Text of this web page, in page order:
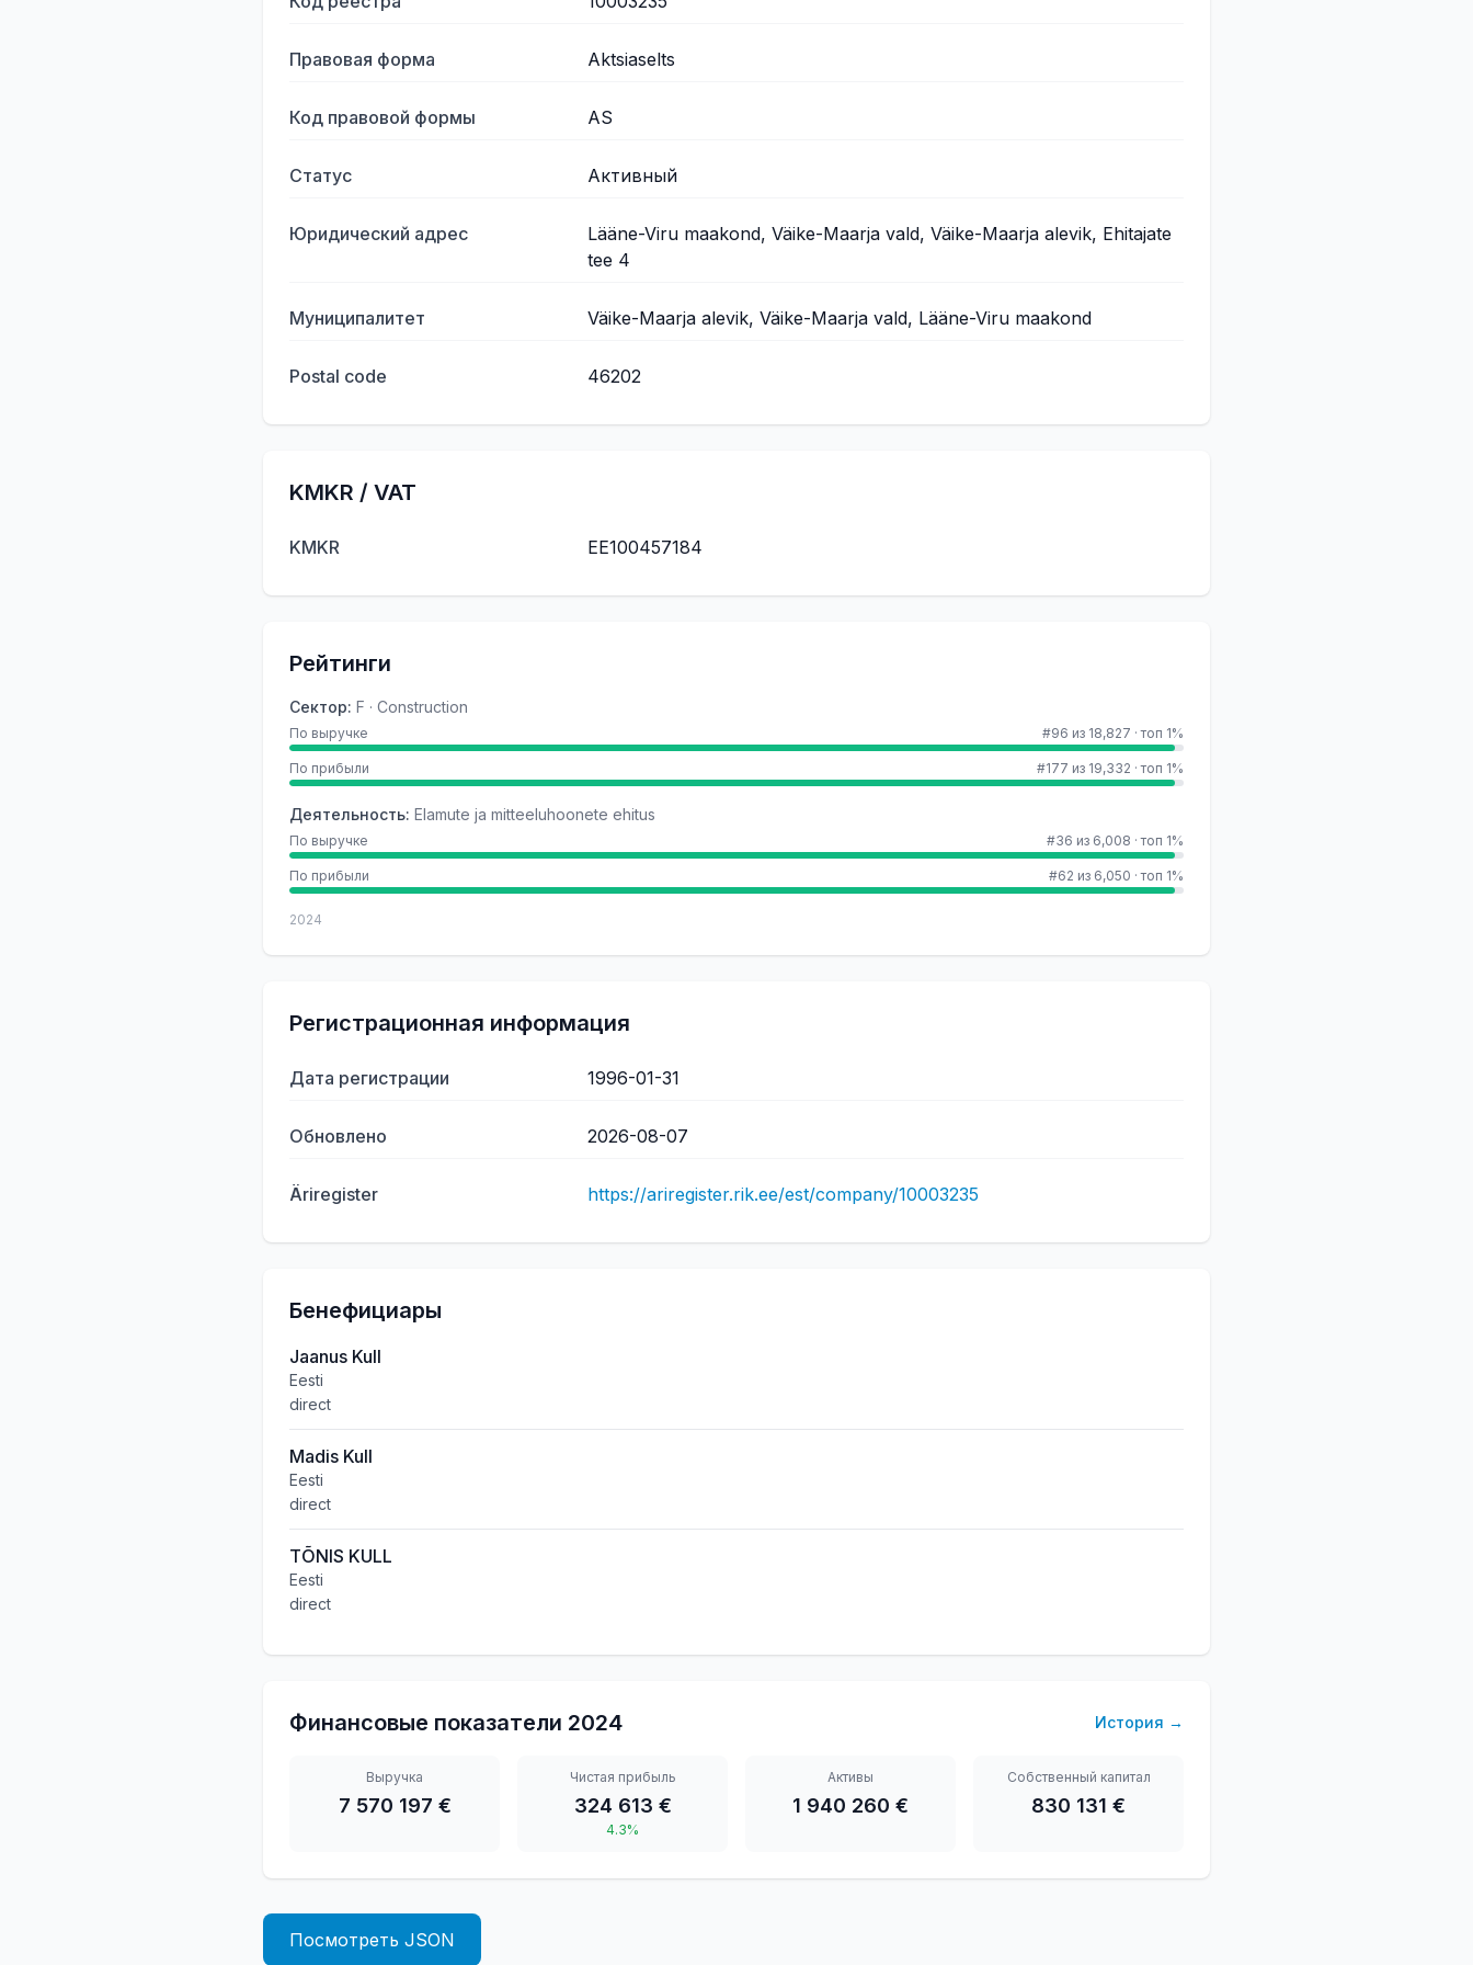
Правовая форма Aktsiaselts
Код правовой формы AS
Статус Активный
Юридический адрес
Lääne-Viru maakond, Väike-Maarja vald, Väike-Maarja alevik, Ehitajate
tee 4
Муниципалитет Väike-Maarja alevik, Väike-Maarja vald, Lääne-Viru maakond
Postal code 46202
KMKR / VAT
KMKR EE100457184
Рейтинги
Сектор: F · Construction
По выручке #96 из 18,827 ·топ 1%
По прибыли #177 из 19,332 ·топ 1%
Деятельность: Elamute ja mitteeluhoonete ehitus
По выручке #36 из 6,008 ·топ 1%
По прибыли #62 из 6,050 ·топ 1%
2024
Регистрационная информация
Дата регистрации 1996-01-31
Обновлено 2026-08-07
Äriregister https://ariregister.rik.ee/est/company/10003235
Бенефициары
Jaanus Kull
Eesti
direct
Madis Kull
Eesti
direct
TÕNIS KULL
Eesti
direct
Финансовые показатели 2024 История →
Выручка
7 570 197 €
Чистая прибыль
324 613 €
4.3%
Активы
1 940 260 €
Собственный капитал
830 131 €
Посмотреть JSON